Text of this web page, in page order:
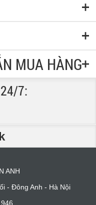
MUA HÀNG
7:
ANH
- Đông Anh - Hà Nội